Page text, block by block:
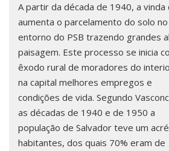
A partir da década de 1940, a
aumenta o parcelamento do solo no
entorno do PSB trazendo grandes
paisagem. Este processo se inicia
êxodo rural de moradores do
na capital melhores empregos e
condições de vida. Segundo
as décadas de 1940 e de 1950 a
população de Salvador teve um
habitantes, dos quais 70% eram de